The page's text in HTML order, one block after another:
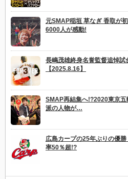
元SMAP稲垣 草なぎ 香取が
6000人が感動!
長嶋茂雄終身名誉監督追悼
【2025.8.16】
SMAP再結集へ!?2020東京
派の人物が…
広島カープの25年ぶりの優
率50％超!?